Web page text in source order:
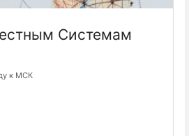
Системам
к МСК